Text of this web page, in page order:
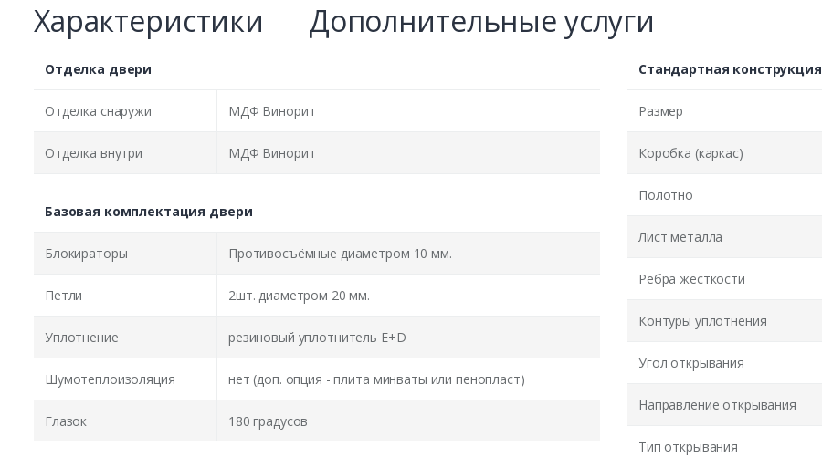
Характеристики Дополнительные услуги
Отделка двери
Отделка снаружи МДФ Винорит
Отделка внутри МДФ Винорит
Базовая комплектация двери
Блокираторы Противосъёмные диаметром 10 мм.
Петли 2шт. диаметром 20 мм.
Уплотнение резиновый уплотнитель E+D
Шумотеплоизоляция нет (доп. опция - плита минваты или пенопласт)
Глазок 180 градусов
Стандартная конструкция
Размер
Коробка (каркас)
Полотно
Лист металла
Ребра жёсткости
Контуры уплотнения
Угол открывания
Направление открывания
Тип открывания